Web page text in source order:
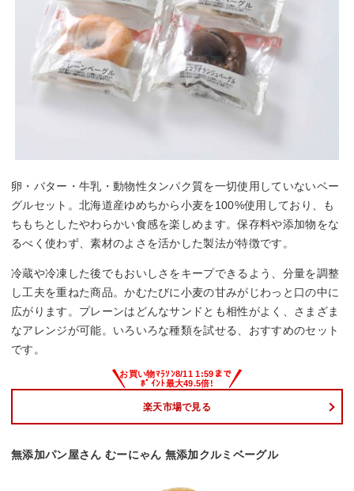
卵・バター・牛乳・動物性タンパク質を一切使用していないベー
グルセット。北海道産ゆめちから小麦を100%使用しており、も
ちもちとしたやわらかい食感を楽しめます。保存料や添加物をな
るべく使わず、素材のよさを活かした製法が特徴です。
冷蔵や冷凍した後でもおいしさをキープできるよう、分量を調整
し工夫を重ねた商品。かむたびに小麦の甘みがじわっと口の中に
広がります。プレーンはどんなサンドとも相性がよく、さまざま
なアレンジが可能。いろいろな種類を試せる、おすすめのセット
です。
楽天市場で見る
無添加パン屋さん むーにゃん 無添加クルミベーグル